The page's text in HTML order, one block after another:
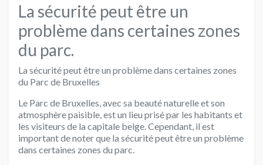
La sécurité peut être un
problème dans certaines zones
du parc.
La sécurité peut être un problème dans certaines zones
du Parc de Bruxelles
Le Parc de Bruxelles, avec sa beauté naturelle et son
atmosphère paisible, est un lieu prisé par les habitants et
les visiteurs de la capitale belge. Cependant, il est
important de noter que la sécurité peut être un problème
dans certaines zones du parc.